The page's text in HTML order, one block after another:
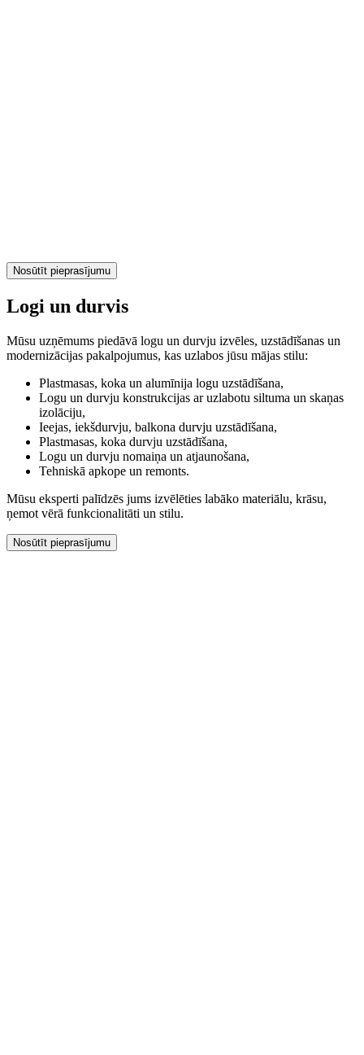
Nosūtīt pieprasījumu
Logi un durvis
Mūsu uzņēmums piedāvā logu un durvju izvēles, uzstādīšanas un
modernizācijas pakalpojumus, kas uzlabos jūsu mājas stilu:
Plastmasas, koka un alumīnija logu uzstādīšana,
Logu un durvju konstrukcijas ar uzlabotu siltuma un skaņas
izolāciju,
Ieejas, iekšdurvju, balkona durvju uzstādīšana,
Plastmasas, koka durvju uzstādīšana,
Logu un durvju nomaiņa un atjaunošana,
Tehniskā apkope un remonts.
Mūsu eksperti palīdzēs jums izvēlēties labāko materiālu, krāsu,
ņemot vērā funkcionalitāti un stilu.
Nosūtīt pieprasījumu